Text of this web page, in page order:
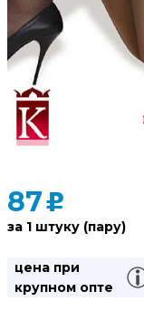
87u
за 1 штуку (пару)
цена при
крупном опте